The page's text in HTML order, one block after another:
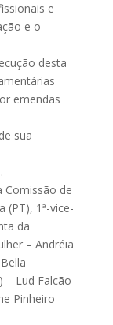
e
e o
desta
emendas
sua
Comissão de
(PT), 1ª-vice-
da
– Andréia
– Lud Falcão
Pinheiro